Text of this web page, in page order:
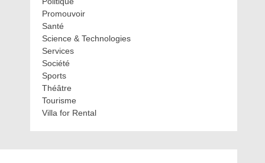
Promouvoir
Santé
Science & Technologies
Services
Société
Sports
Théâtre
Tourisme
Villa for Rental